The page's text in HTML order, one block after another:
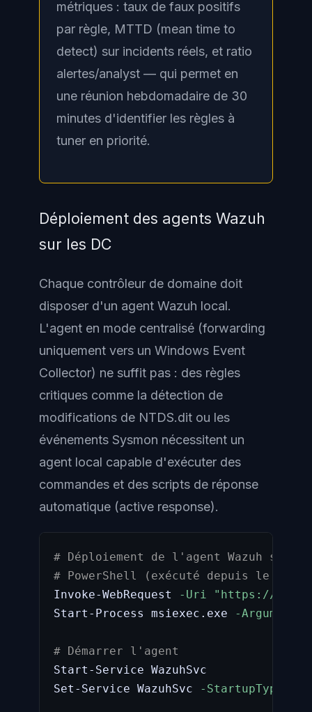
métriques : taux de faux positifs
par règle, MTTD (mean time to
detect) sur incidents réels, et ratio
alertes/analyst — qui permet en
une réunion hebdomadaire de 30
minutes d'identifier les règles à
tuner en priorité.
Déploiement des agents Wazuh
sur les DC
Chaque contrôleur de domaine doit
disposer d'un agent Wazuh local.
L'agent en mode centralisé (forwarding
uniquement vers un Windows Event
Collector) ne suffit pas : des règles
critiques comme la détection de
modifications de NTDS.dit ou les
événements Sysmon nécessitent un
agent local capable d'exécuter des
commandes et des scripts de réponse
automatique (active response).
# Déploiement de l'agent Wazuh sur un
# PowerShell (exécuté depuis le DC)
Invoke-WebRequest
-Uri
"https://
Start-Process msiexec.exe
-
# Démarrer l'agent
Start-Service WazuhSvc
Set-Service WazuhSvc
-StartupType